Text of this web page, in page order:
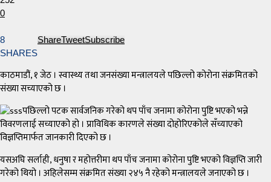
0
8
SHARES
ShareTweetSubscribe
काठमाडौं, १ जेठ । स्वास्थ्य तथा जनसंख्या मन्त्रालयले पछिल्लो कोरोना संक्रमितको
संख्या सच्याएको छ ।
पछिल्लो पटक सार्वजनिक गरेको थप पाँच जनामा कोरोना पुष्टि भएको भन्ने
विवरणलाई सच्याएको हो । प्राविधिक कारणले संख्या दोहोरिएकोले सँच्याएको
विज्ञप्तिमार्फत जानकारी दिएको छ ।
यसअघि सर्लाही, धनुषा र महोत्तरीमा थप पाँच जनामा कोरोना पुष्टि भएको विज्ञप्ति जारी
गरेको थियो । अहिलेसम्म संक्रमित संख्या २४५ नै रहेको मन्त्रालयले जनाएको छ ।